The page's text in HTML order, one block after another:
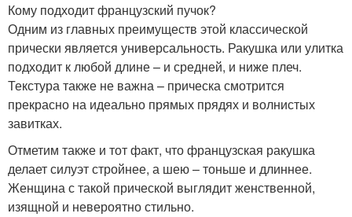
Кому подходит французский пучок?
Одним из главных преимуществ этой классической
прически является универсальность. Ракушка или улитка
подходит к любой длине – и средней, и ниже плеч.
Текстура также не важна – прическа смотрится
прекрасно на идеально прямых прядях и волнистых
завитках.
Отметим также и тот факт, что французская ракушка
делает силуэт стройнее, а шею – тоньше и длиннее.
Женщина с такой прической выглядит женственной,
изящной и невероятно стильно.